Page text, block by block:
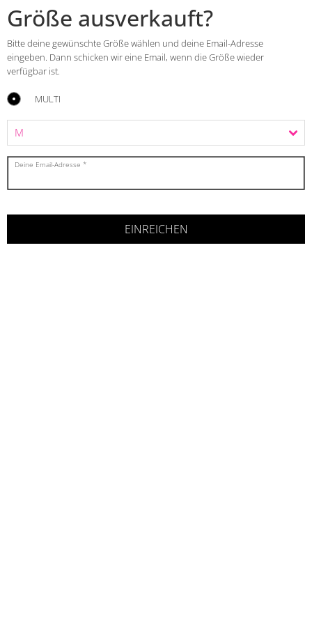
Größe ausverkauft?
Bitte deine gewünschte Größe wählen und deine Email-Adresse
eingeben. Dann schicken wir eine Email, wenn die Größe wieder
verfügbar ist.
MULTI
Deine Email-Adresse